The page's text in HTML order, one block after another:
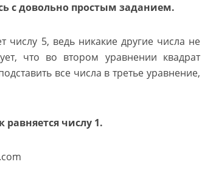
с довольно простым заданием.
числу 5, ведь никакие другие числа не
что во втором уравнении квадрат
все числа в третье уравнение,
числу 1.